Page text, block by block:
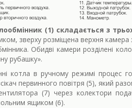
(1) складається з
зверху розміщена верхня
Обидві камери розділені
рубашку».
котла в ручному режимі процес
первинного повітря (5), який
(7) через колектори
ящиком (6).